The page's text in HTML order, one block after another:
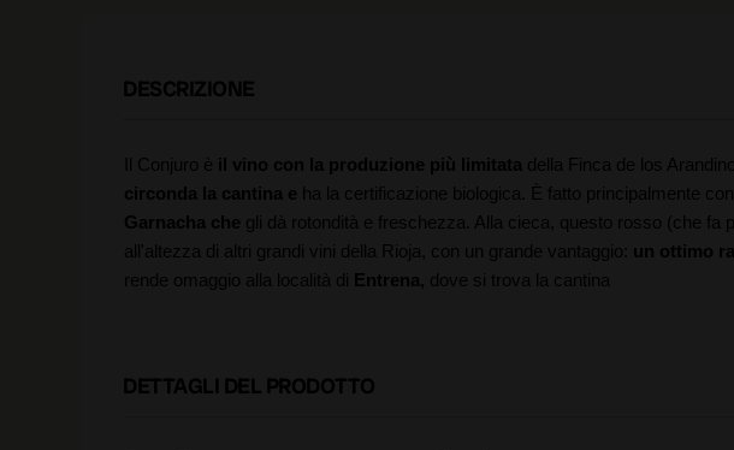
DESCRIZIONE
Il Conjuro è il vino con la produzione più limitata della Finca de los
circonda la cantina e ha la certificazione biologica. È fatto principalmente con
Garnacha che gli dà rotondità e freschezza. Alla cieca, questo rosso (che fa
all'altezza di altri grandi vini della Rioja, con un grande vantaggio: un ottimo
rende omaggio alla località di Entrena, dove si trova la cantina
DETTAGLI DEL PRODOTTO